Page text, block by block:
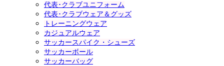
代表･クラブユニフォーム
代表･クラブウェア＆グッズ
トレーニングウェア
カジュアルウェア
サッカースパイク・シューズ
サッカーボール
サッカーバッグ